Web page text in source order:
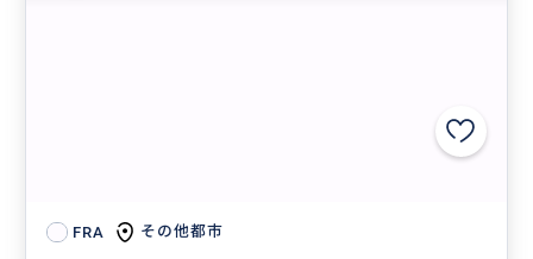
FRA その他都市